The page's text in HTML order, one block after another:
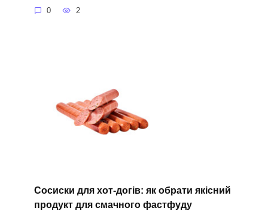
0 2
Сосиски для хот-догів: як обрати якісний
продукт для смачного фастфуду